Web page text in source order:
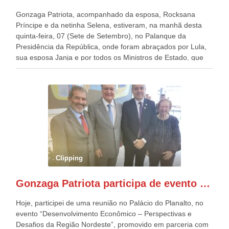
Gonzaga Patriota, acompanhado da esposa, Rocksana
Príncipe e da netinha Selena, estiveram, na manhã desta
quinta-feira, 07 (Sete de Setembro), no Palanque da
Presidência da República, onde foram abraçados por Lula,
sua esposa Janja e por todos os Ministros de Estado, que
estavam presentes, nos Desfiles da Independência da
outros desfiles, na Esplanada dos Ministérios, disse ter sido
o deste ano, o maior e o mais organizado de todos. “Há
quatro décadas, como Patriota até no nome, participo
anualmente dos desfiles de Sete de Setembro, na
Esplanada dos Ministérios, em Brasília. Este ano, o governo
preparou espaços com cadeiras e coberturas, para 30.000
pessoas, só que o número de Patriotas Brasileiros
Independentes, dobrou na Esplanada. Eu, Lula e os
Patriota.
Clipping
Gonzaga Patriota participa de evento em prol do desenvolvimento do Nordeste
Hoje, participei de uma reunião no Palácio do Planalto, no
evento “Desenvolvimento Econômico – Perspectivas e
Desafios da Região Nordeste”, promovido em parceria com